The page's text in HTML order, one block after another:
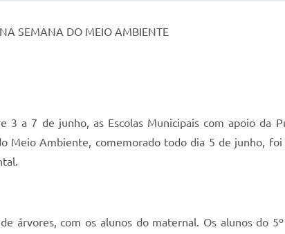
SEMANA DO MEIO AMBIENTE
a 7 de junho, as Escolas Municipais com apoio da
Meio Ambiente, comemorado todo dia 5 de junho,
árvores, com os alunos do maternal. Os alunos do